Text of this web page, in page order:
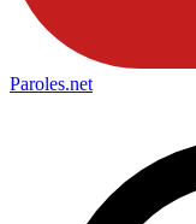
Paroles.net